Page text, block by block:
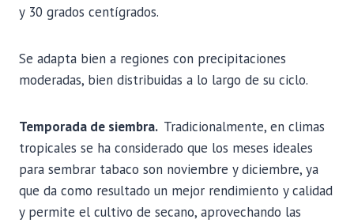
y 30 grados centígrados.
Se adapta bien a regiones con precipitaciones
moderadas, bien distribuidas a lo largo de su ciclo.
Temporada de siembra. Tradicionalmente, en climas
tropicales se ha considerado que los meses ideales
para sembrar tabaco son noviembre y diciembre, ya
que da como resultado un mejor rendimiento y calidad
y permite el cultivo de secano, aprovechando las